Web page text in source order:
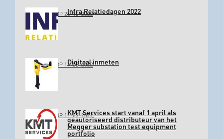
GEPLAATST OP 26-10-2022Infra Relatiedagen 2022
GEPLAATST OP 11-03-2022Digitaal inmeten
GEPLAATST OP 11-03-2022KMT Services start vanaf 1 april als
geautoriseerd distributeur van het
Megger substation test equipment
portfolio